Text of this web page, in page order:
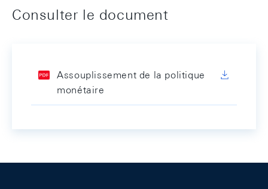
Consulter le document
Assouplissement de la politique
monétaire